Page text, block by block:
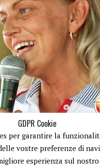
GDPR Cookie
per garantire la
vostre preferenze di
esperienza sul